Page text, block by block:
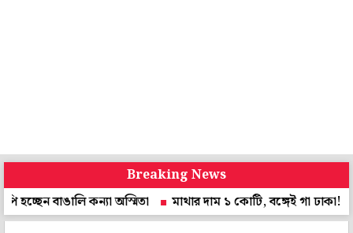
Breaking News
কন্যা অস্মিতা
মাথার দাম ১ কোটি, বঙ্গেই গা ঢাকা!